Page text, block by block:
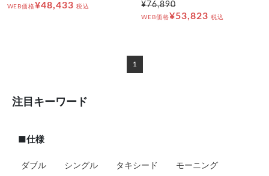
WEB価格¥48,433 税込 ¥76,890
WEB価格¥53,823 税込
1
注目キーワード
■仕様
ダブル シングル タキシード モーニング